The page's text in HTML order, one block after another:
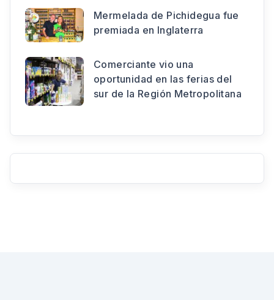
Mermelada de Pichidegua fue
premiada en Inglaterra
Comerciante vio una
oportunidad en las ferias del
sur de la Región Metropolitana